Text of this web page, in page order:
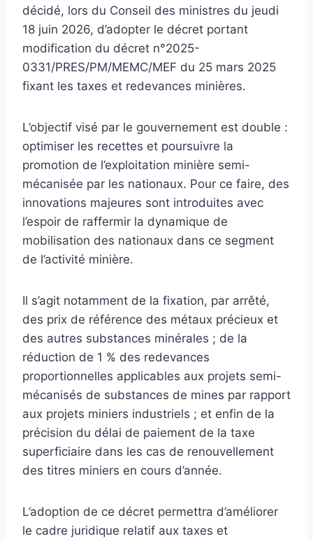
décidé, lors du Conseil des ministres du jeudi
18 juin 2026, d’adopter le décret portant
modification du décret n°2025-
0331/PRES/PM/MEMC/MEF du 25 mars 2025
fixant les taxes et redevances minières.
L’objectif visé par le gouvernement est double :
optimiser les recettes et poursuivre la
promotion de l’exploitation minière semi-
mécanisée par les nationaux. Pour ce faire, des
innovations majeures sont introduites avec
l’espoir de raffermir la dynamique de
mobilisation des nationaux dans ce segment
de l’activité minière.
Il s’agit notamment de la fixation, par arrêté,
des prix de référence des métaux précieux et
des autres substances minérales ; de la
réduction de 1 % des redevances
proportionnelles applicables aux projets semi-
mécanisés de substances de mines par rapport
aux projets miniers industriels ; et enfin de la
précision du délai de paiement de la taxe
superficiaire dans les cas de renouvellement
des titres miniers en cours d’année.
L’adoption de ce décret permettra d’améliorer
le cadre juridique relatif aux taxes et